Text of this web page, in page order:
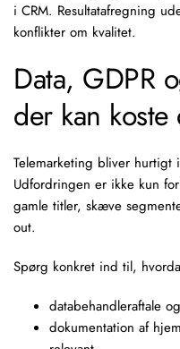
i CRM. Resultatafregning
konflikter om kvalitet.
Data, GDPR
der kan
Telemarketing bliver
Udfordringen er ikke kun
gamle titler, skæve
out.
Spørg konkret ind til,
databehandleraftale
dokumentation af